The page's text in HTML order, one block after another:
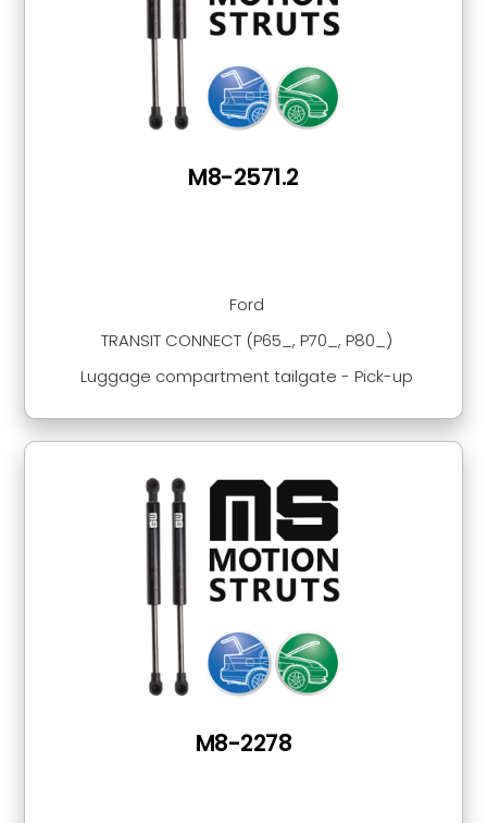
Ford
TRANSIT CONNECT (P65_, P70_, P80_)
Luggage compartment tailgate - Pick-up
M8-2571.2
M8-2278